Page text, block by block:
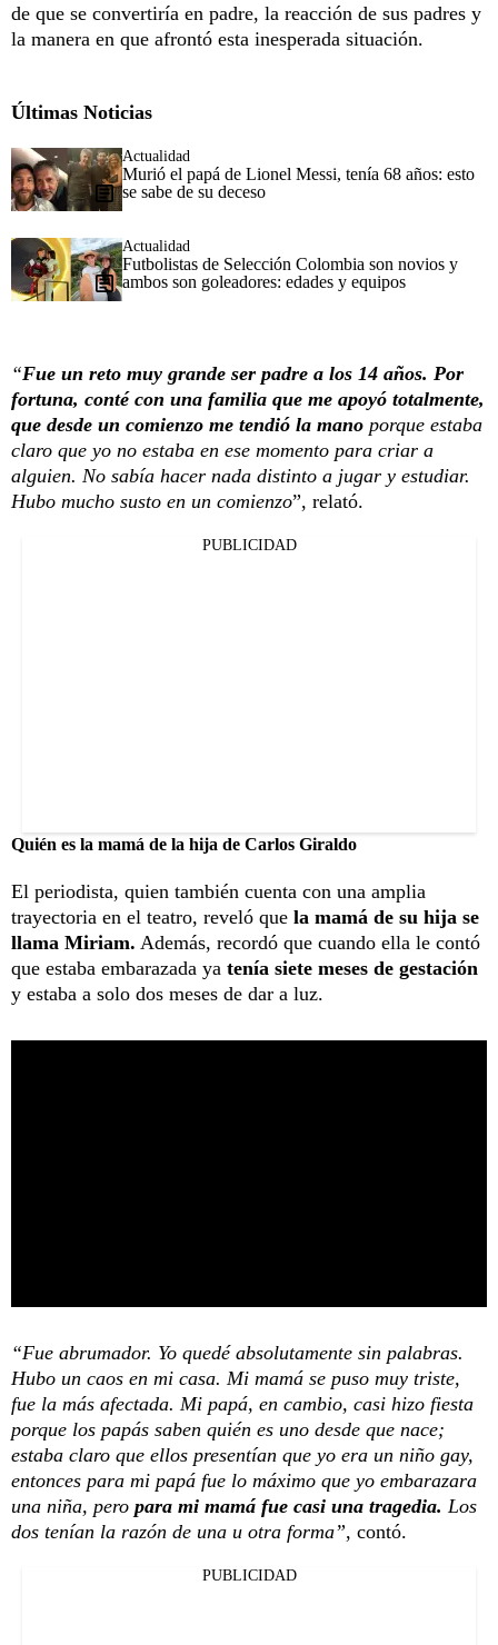
de que se convertiría en padre, la reacción de sus padres y
la manera en que afrontó esta inesperada situación.
Últimas Noticias
Actualidad
Murió el papá de Lionel Messi, tenía 68 años: esto
se sabe de su deceso
Actualidad
Futbolistas de Selección Colombia son novios y
ambos son goleadores: edades y equipos
“Fue un reto muy grande ser padre a los 14 años. Por
fortuna, conté con una familia que me apoyó totalmente,
que desde un comienzo me tendió la mano porque estaba
claro que yo no estaba en ese momento para criar a
alguien. No sabía hacer nada distinto a jugar y estudiar.
Hubo mucho susto en un comienzo”, relató.
PUBLICIDAD
Quién es la mamá de la hija de Carlos Giraldo
El periodista, quien también cuenta con una amplia
trayectoria en el teatro, reveló que la mamá de su hija se
llama Miriam. Además, recordó que cuando ella le contó
que estaba embarazada ya tenía siete meses de gestación
y estaba a solo dos meses de dar a luz.
“Fue abrumador. Yo quedé absolutamente sin palabras.
Hubo un caos en mi casa. Mi mamá se puso muy triste,
fue la más afectada. Mi papá, en cambio, casi hizo fiesta
porque los papás saben quién es uno desde que nace;
estaba claro que ellos presentían que yo era un niño gay,
entonces para mi papá fue lo máximo que yo embarazara
una niña, pero para mi mamá fue casi una tragedia. Los
dos tenían la razón de una u otra forma”, contó.
PUBLICIDAD